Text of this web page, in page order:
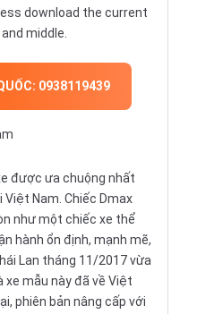
download the current
middle.
0938119439
được ưa chuộng nhất
Nam. Chiếc Dmax
như một chiếc xe thể
hành ổn định, mạnh mẽ,
Lan tháng 11/2017 vừa
xe mẫu này đã về Việt
phiên bản nâng cấp với